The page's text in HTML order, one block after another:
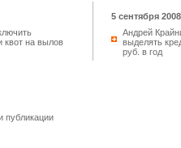
квот на вылов
5 сентября
Андрей
выделять
руб. в год
публикации